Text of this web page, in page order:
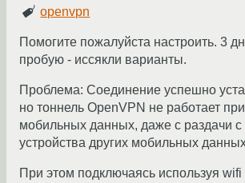
openvpn
Помогите пожалуйста настроить. 3
пробую - иссякли варианты.
Проблема: Соединение успешно
но тоннель OpenVPN не работает
мобильных данных, даже с раздачи с
устройства других мобильных
При этом подключаясь используя